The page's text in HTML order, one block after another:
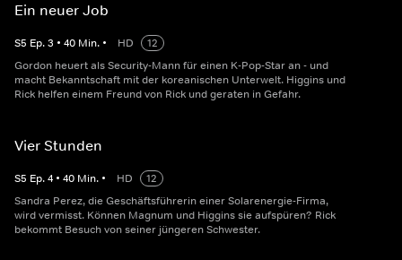
Ein neuer Job
S5 Ep.3 • 40 Min. • HD
12
Gordon heuert als Security-Mann für einen K-Pop-Star an - und
macht Bekanntschaft mit der koreanischen Unterwelt. Higgins und
Rick helfen einem Freund von Rick und geraten in Gefahr.
Vier Stunden
S5 Ep.4 • 40 Min. • HD
12
Sandra Perez, die Geschäftsführerin einer Solarenergie-Firma,
wird vermisst. Können Magnum und Higgins sie aufspüren? Rick
bekommt Besuch von seiner jüngeren Schwester.